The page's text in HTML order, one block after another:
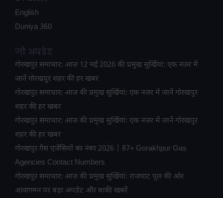
English
Duniya 360
गोरखपुर समाचार: आज 12 मई 2026 की प्रमुख सुर्खियां: एक नजर में
जानें गोरखपुर शहर की हर खबर
गोरखपुर समाचार: आज की प्रमुख सुर्खियां: एक नजर में जानें गोरखपुर
शहर की हर खबर
गोरखपुर समाचार: आज की प्रमुख सुर्खियां: एक नजर में जानें गोरखपुर
शहर की हर खबर
गोरखपुर गैस एजेंसियों का नंबर 2026 | 87+ Gorakhpur Gas
Agencies Contact Numbers
गोरखपुर समाचार: आज की प्रमुख सुर्खियां: राजघाट पुल की ओर
आवागमन पर बड़ा अपडेट और बाकी खबरें